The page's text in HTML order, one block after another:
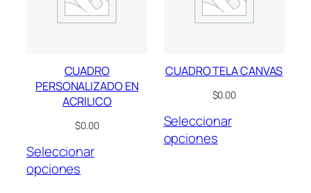
CUADRO
PERSONALIZADO EN
ACRILICO
$0.00
Seleccionar
opciones
CUADRO TELA CANVAS
$0.00
Seleccionar
opciones